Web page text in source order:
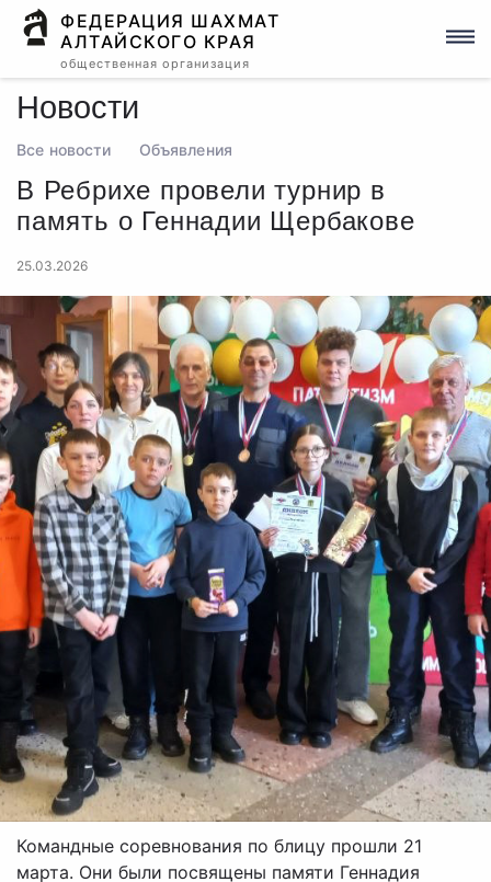
ФЕДЕРАЦИЯ ШАХМАТ
АЛТАЙСКОГО КРАЯ
общественная организация
Новости
Все новости Объявления
В Ребрихе провели турнир в
память о Геннадии Щербакове
25.03.2026
Командные соревнования по блицу прошли 21
марта. Они были посвящены памяти Геннадия